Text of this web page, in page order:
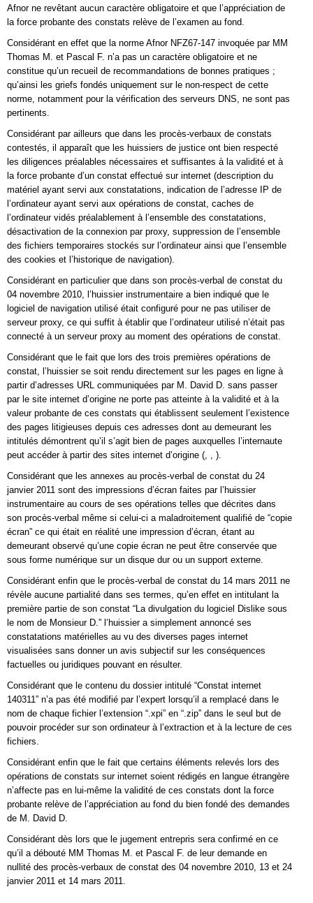
Afnor ne revêtant aucun caractère obligatoire et que l’appréciation de
la force probante des constats relève de l’examen au fond.
Considérant en effet que la norme Afnor NFZ67-147 invoquée par MM
Thomas M. et Pascal F. n’a pas un caractère obligatoire et ne
constitue qu’un recueil de recommandations de bonnes pratiques ;
qu’ainsi les griefs fondés uniquement sur le non-respect de cette
norme, notamment pour la vérification des serveurs DNS, ne sont pas
pertinents.
Considérant par ailleurs que dans les procès-verbaux de constats
contestés, il apparaît que les huissiers de justice ont bien respecté
les diligences préalables nécessaires et suffisantes à la validité et à
la force probante d’un constat effectué sur internet (description du
matériel ayant servi aux constatations, indication de l’adresse IP de
l’ordinateur ayant servi aux opérations de constat, caches de
l’ordinateur vidés préalablement à l’ensemble des constatations,
désactivation de la connexion par proxy, suppression de l’ensemble
des fichiers temporaires stockés sur l’ordinateur ainsi que l’ensemble
des cookies et l’historique de navigation).
Considérant en particulier que dans son procès-verbal de constat du
04 novembre 2010, l’huissier instrumentaire a bien indiqué que le
logiciel de navigation utilisé était configuré pour ne pas utiliser de
serveur proxy, ce qui suffit à établir que l’ordinateur utilisé n’était pas
connecté à un serveur proxy au moment des opérations de constat.
Considérant que le fait que lors des trois premières opérations de
constat, l’huissier se soit rendu directement sur les pages en ligne à
partir d’adresses URL communiquées par M. David D. sans passer
par le site internet d’origine ne porte pas atteinte à la validité et à la
valeur probante de ces constats qui établissent seulement l’existence
des pages litigieuses depuis ces adresses dont au demeurant les
intitulés démontrent qu’il s’agit bien de pages auxquelles l’internaute
peut accéder à partir des sites internet d’origine (, , ).
Considérant que les annexes au procès-verbal de constat du 24
janvier 2011 sont des impressions d’écran faites par l’huissier
instrumentaire au cours de ses opérations telles que décrites dans
son procès-verbal même si celui-ci a maladroitement qualifié de “copie
écran” ce qui était en réalité une impression d’écran, étant au
demeurant observé qu’une copie écran ne peut être conservée que
sous forme numérique sur un disque dur ou un support externe.
Considérant enfin que le procès-verbal de constat du 14 mars 2011 ne
révèle aucune partialité dans ses termes, qu’en effet en intitulant la
première partie de son constat “La divulgation du logiciel Dislike sous
le nom de Monsieur D.” l’huissier a simplement annoncé ses
constatations matérielles au vu des diverses pages internet
visualisées sans donner un avis subjectif sur les conséquences
factuelles ou juridiques pouvant en résulter.
Considérant que le contenu du dossier intitulé “Constat internet
140311” n’a pas été modifié par l’expert lorsqu’il a remplacé dans le
nom de chaque fichier l’extension “.xpi” en “.zip” dans le seul but de
pouvoir procéder sur son ordinateur à l’extraction et à la lecture de ces
fichiers.
Considérant enfin que le fait que certains éléments relevés lors des
opérations de constats sur internet soient rédigés en langue étrangère
n’affecte pas en lui-même la validité de ces constats dont la force
probante relève de l’appréciation au fond du bien fondé des demandes
de M. David D.
Considérant dès lors que le jugement entrepris sera confirmé en ce
qu’il a débouté MM Thomas M. et Pascal F. de leur demande en
nullité des procès-verbaux de constat des 04 novembre 2010, 13 et 24
janvier 2011 et 14 mars 2011.